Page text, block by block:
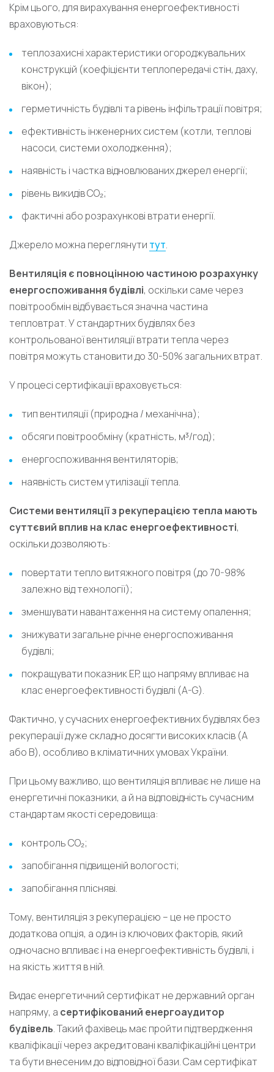
Крім цього, для вирахування енергоефективності
враховуються:
теплозахисні характеристики огороджувальних
конструкцій (коефіцієнти теплопередачі стін, даху,
вікон);
герметичність будівлі та рівень інфільтрації повітря;
ефективність інженерних систем (котли, теплові
насоси, системи охолодження);
наявність і частка відновлюваних джерел енергії;
рівень викидів CO₂;
фактичні або розрахункові втрати енергії.
Джерело можна переглянути тут.
Вентиляція є повноцінною частиною розрахунку
енергоспоживання будівлі, оскільки саме через
повітрообмін відбувається значна частина
тепловтрат. У стандартних будівлях без
контрольованої вентиляції втрати тепла через
повітря можуть становити до 30-50% загальних втрат.
У процесі сертифікації враховується:
тип вентиляції (природна / механічна);
обсяги повітрообміну (кратність, м³/год);
енергоспоживання вентиляторів;
наявність систем утилізації тепла.
Системи вентиляції з рекуперацією тепла мають
суттєвий вплив на клас енергоефективності,
оскільки дозволяють:
повертати тепло витяжного повітря (до 70-98%
залежно від технології);
зменшувати навантаження на систему опалення;
знижувати загальне річне енергоспоживання
будівлі;
покращувати показник EP, що напряму впливає на
клас енергоефективності будівлі (A-G).
Фактично, у сучасних енергоефективних будівлях без
рекуперації дуже складно досягти високих класів (A
або B), особливо в кліматичних умовах України.
При цьому важливо, що вентиляція впливає не лише на
енергетичні показники, а й на відповідність сучасним
стандартам якості середовища:
контроль CO₂;
запобігання підвищеній вологості;
запобігання плісняві.
Тому, вентиляція з рекуперацією – це не просто
додаткова опція, а один із ключових факторів, який
одночасно впливає і на енергоефективність будівлі, і
на якість життя в ній.
Видає енергетичний сертифікат не державний орган
напряму, а сертифікований енергоаудитор
будівель. Такий фахівець має пройти підтвердження
кваліфікації через акредитовані кваліфікаційні центри
та бути внесеним до відповідної бази. Сам сертифікат